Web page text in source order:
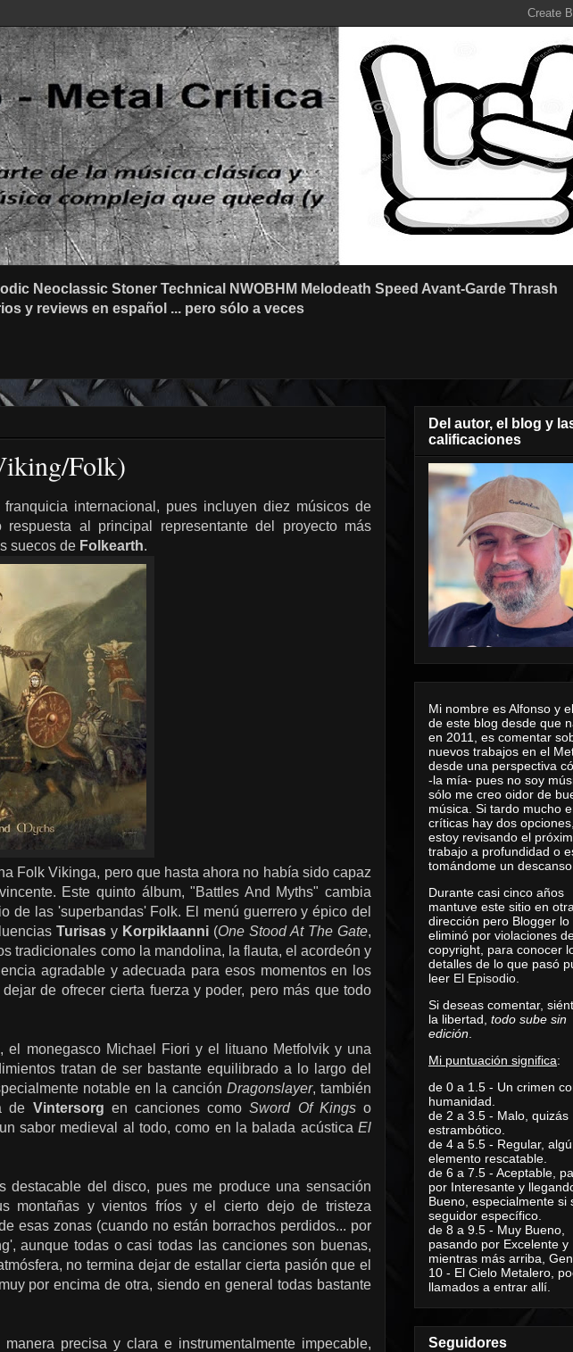
Neoclassic Stoner Technical NWOBHM Melodeath Speed Avant-Garde Thrash
y reviews en español ... pero sólo a veces
Folk)
internacional, pues incluyen diez músicos de
al principal representante del proyecto más
suecos de Folkearth.
Folk Vikinga, pero que hasta ahora no había sido capaz
Este quinto álbum, "Battles And Myths" cambia
de las 'superbandas' Folk. El menú guerrero y épico del
Turisasy Korpiklaanni (One Stood At The Gate,
tradicionales como la mandolina, la flauta, el acordeón y
agradable y adecuada para esos momentos en los
de ofrecer cierta fuerza y poder, pero más que todo
el monegasco Michael Fiori y el lituano Metfolvik y una
tratan de ser bastante equilibrado a lo largo del
notable en la canción Dragonslayer, también
de Vintersorg en canciones comoSword Of Kingso
sabor medieval al todo, como en la balada acústicaEl
del disco, pues me produce una sensación
montañas y vientos fríos y el cierto dejo de tristeza
esas zonas (cuando no están borrachos perdidos... por
aunque todas o casi todas las canciones son buenas,
no termina dejar de estallar cierta pasión que el
por encima de otra, siendo en general todas bastante
precisa y clara e instrumentalmente impecable,
Del autor, el blog y
calificaciones
Mi nombre es Alfonso y
de este blog desde que
en 2011, es comentar
nuevos trabajos en el
desde una perspectiva
-la mía- pues no soy
sólo me creo oidor de
música. Si tardo mucho
críticas hay dos
estoy revisando el
trabajo a profundidad o
tomándome un
Durante casi cinco años
mantuve este sitio en
dirección pero Blogger lo
eliminó por violaciones
copyright, para conocer
detalles de lo que pasó
leer El Episodio
Si deseas comentar,
la libertad, todo sube sin
edición
Mi puntuación significa:
de 0 a 1.5 - Un crimen
humanidad.
de 2 a 3.5 - Malo, quizás
estrambótico.
de 4 a 5.5 - Regular,
elemento rescatable.
de 6 a 7.5 - Aceptable,
por Interesante y
Bueno, especialmente si
seguidor específico.
de 8 a 9.5 - Muy Bueno,
pasando por Excelente y
mientras más arriba,
10 - El Cielo Metalero,
llamados a entrar allí.
Seguidores